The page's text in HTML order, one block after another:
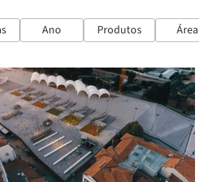
Ano Produtos Área